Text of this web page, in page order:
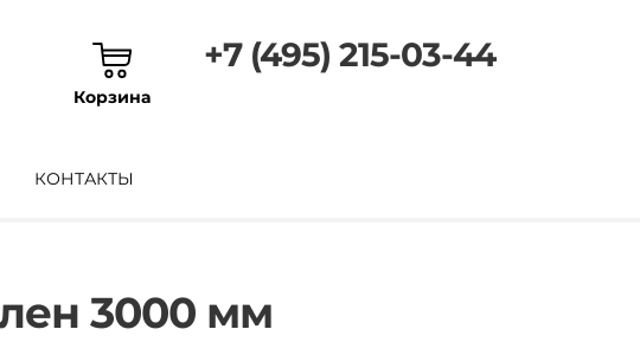
Корзина
+7 (495) 215-03-44
КОНТАКТЫ
3000 мм